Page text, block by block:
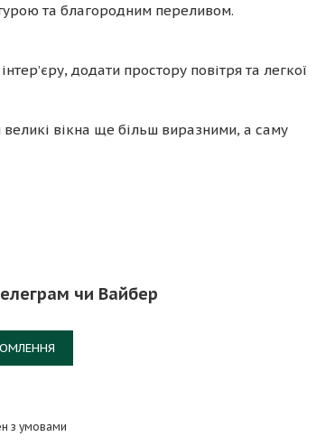
та благородним переливом.
додати простору повітря та легкої
великі вікна ще більш виразними, а саму
чи Вайбер
з умовами